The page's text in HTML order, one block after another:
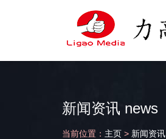
新闻资讯 news
当前位置： 主页 > 新闻资讯